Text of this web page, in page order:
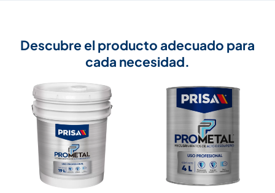
Descubre el producto adecuado para
cada necesidad.